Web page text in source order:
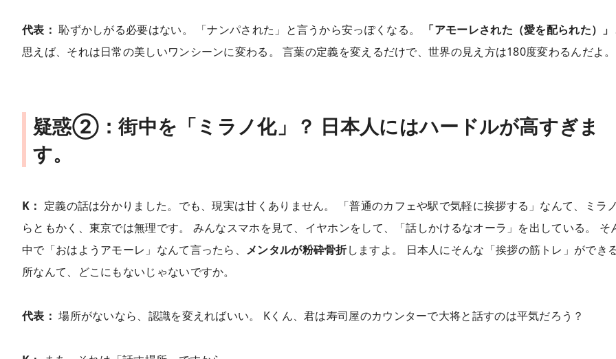
代表： 恥ずかしがる必要はない。 「ナンパされた」と言うから安っぽくなる。 「アモーレされた（愛を配られた）」
思えば、それは日常の美しいワンシーンに変わる。 言葉の定義を変えるだけで、世界の見え方は180度変わるんだよ。
疑惑②：街中を「ミラノ化」？ 日本人にはハードルが高すぎま
す。
K： 定義の話は分かりました。でも、現実は甘くありません。 「普通のカフェや駅で気軽に挨拶する」なんて、ミラ
らともかく、東京では無理です。 みんなスマホを見て、イヤホンをして、「話しかけるなオーラ」を出している。 そ
中で「おはようアモーレ」なんて言ったら、 メンタルが粉砕骨折しますよ。 日本人にそんな「挨拶の筋トレ」ができ
所なんて、どこにもないじゃないですか。
代表： 場所がないなら、認識を変えればいい。 Kくん、君は寿司屋のカウンターで大将と話すのは平気だろう？